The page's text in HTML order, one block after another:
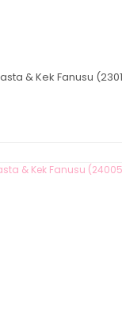
& Kek Fanusu